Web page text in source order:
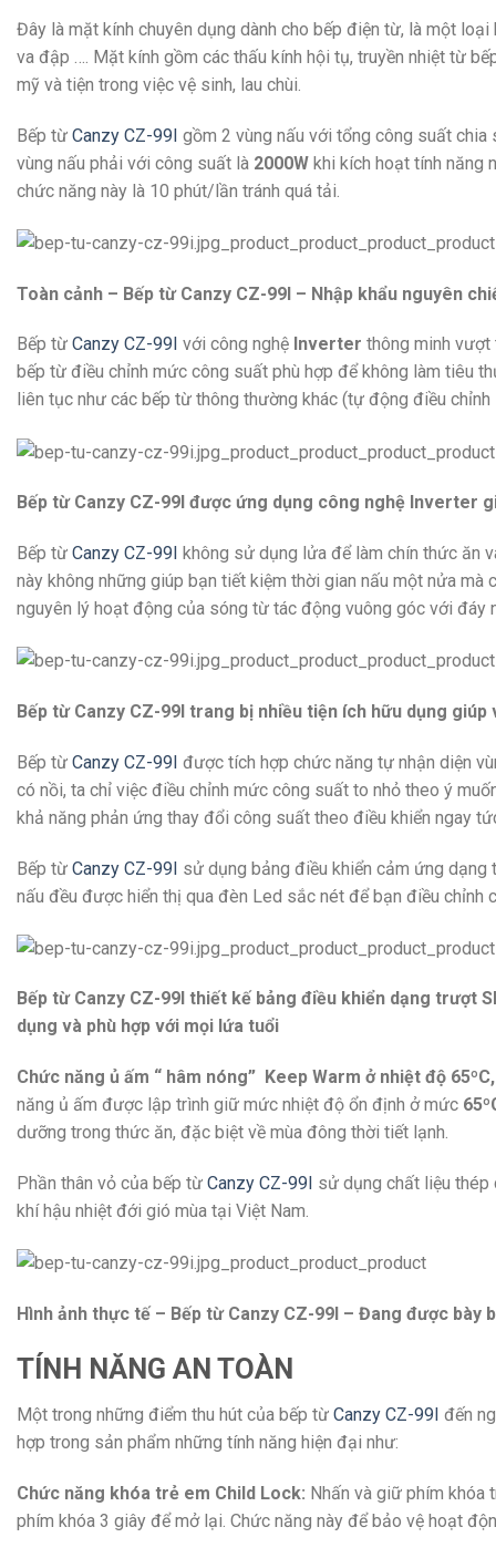
Đây là mặt kính chuyên dụng dành cho bếp điện từ, là một
va đập …. Mặt kính gồm các thấu kính hội tụ, truyền nhiệt từ
mỹ và tiện trong việc vệ sinh, lau chùi.
Bếp từ Canzy CZ-99I gồm 2 vùng nấu với tổng công suất chia
vùng nấu phải với công suất là 2000W khi kích hoạt tính năng
chức năng này là 10 phút/lần tránh quá tải.
Toàn cảnh – Bếp từ Canzy CZ-99I – Nhập khẩu nguyên
Bếp từ Canzy CZ-99I với công nghệ Inverter thông minh
bếp từ điều chỉnh mức công suất phù hợp để không làm tiêu
liên tục như các bếp từ thông thường khác (tự động điều
Bếp từ Canzy CZ-99I được ứng dụng công nghệ Inverter
Bếp từ Canzy CZ-99I không sử dụng lửa để làm chín thức ăn
này không những giúp bạn tiết kiệm thời gian nấu một nửa
nguyên lý hoạt động của sóng từ tác động vuông góc với đáy
Bếp từ Canzy CZ-99I trang bị nhiều tiện ích hữu dụng
Bếp từ Canzy CZ-99I được tích hợp chức năng tự nhận diện
có nồi, ta chỉ việc điều chỉnh mức công suất to nhỏ theo ý
khả năng phản ứng thay đổi công suất theo điều khiển ngay
Bếp từ Canzy CZ-99I sử dụng bảng điều khiển cảm ứng dạng
nấu đều được hiển thị qua đèn Led sắc nét để bạn điều chỉnh
Bếp từ Canzy CZ-99I thiết kế bảng điều khiển dạng trượt
dụng và phù hợp với mọi lứa tuổi
Chức năng ủ ấm “ hâm nóng” Keep Warm ở nhiệt độ 65ºC,
năng ủ ấm được lập trình giữ mức nhiệt độ ổn định ở mức
dưỡng trong thức ăn, đặc biệt về mùa đông thời tiết lạnh.
Phần thân vỏ của bếp từ Canzy CZ-99I sử dụng chất liệu thép
khí hậu nhiệt đới gió mùa tại Việt Nam.
Hình ảnh thực tế – Bếp từ Canzy CZ-99I – Đang được bày
TÍNH NĂNG AN TOÀN
Một trong những điểm thu hút của bếp từ Canzy CZ-99I đến
hợp trong sản phẩm những tính năng hiện đại như:
Chức năng khóa trẻ em Child Lock: Nhấn và giữ phím khóa
phím khóa 3 giây để mở lại. Chức năng này để bảo vệ hoạt